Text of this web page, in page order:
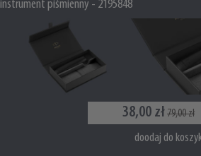
instrument piśmienny - 2195848
38,00 zł79,00 zł
doodaj do